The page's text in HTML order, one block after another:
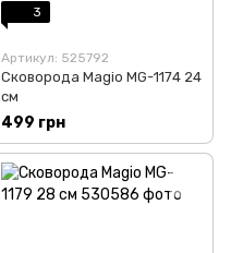
3
Артикул: 525792
Сковорода Magio MG-1174 24
см
499 грн